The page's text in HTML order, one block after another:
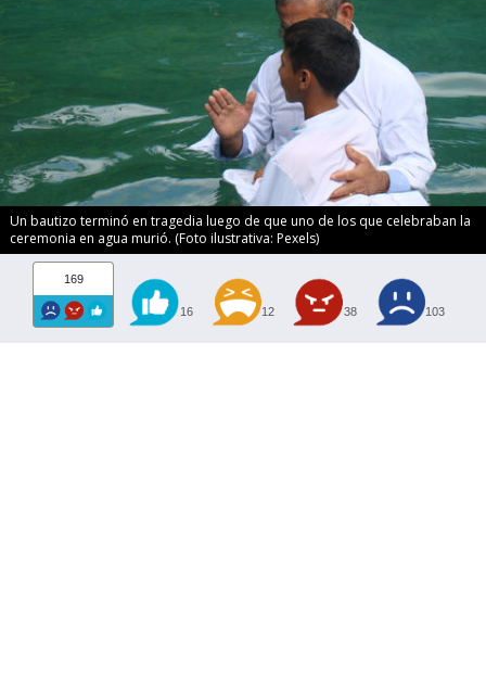
Un bautizo terminó en tragedia luego de que uno de los que celebraban la
ceremonia en agua murió. (Foto ilustrativa: Pexels)
169
16 12 38 103